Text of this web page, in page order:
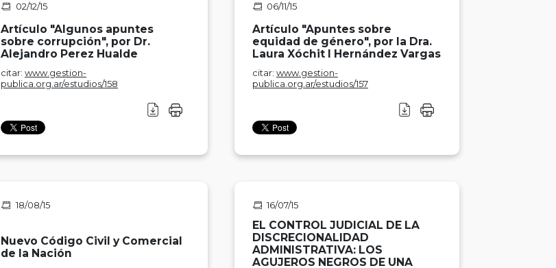
02/12/15
Artículo "Algunos apuntes
sobre corrupción", por Dr.
Alejandro Perez Hualde
citar:www.gestion-
publica.org.ar/estudios/158
06/11/15
Artículo "Apuntes sobre
equidad de género", por la Dra.
Laura Xóchit l Hernández Vargas
citar: www.gestion-
publica.org.ar/estudios/157
18/08/15
Nuevo Código Civil y Comercial
de la Nación
16/07/15
EL CONTROL JUDICIAL DE LA
DISCRECIONALIDAD
ADMINISTRATIVA: LOS
AGUJEROS NEGROS DE UNA